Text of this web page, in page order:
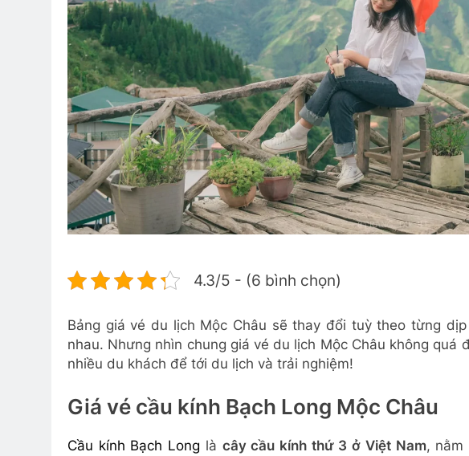
4.3/5 - (6 bình chọn)
Bảng giá vé du lịch Mộc Châu sẽ thay đổi tuỳ theo từng
nhau. Nhưng nhìn chung giá vé du lịch Mộc Châu không quá
nhiều du khách để tới du lịch và trải nghiệm!
Giá vé cầu kính Bạch Long Mộc Châu
Cầu kính Bạch Long là cây cầu kính thứ 3 ở Việt Nam, nằm